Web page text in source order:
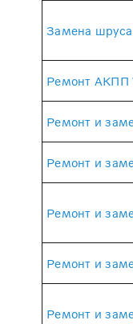
Замена шруса
Ремонт АКПП
Ремонт и
Ремонт и
Ремонт и
Ремонт и
Ремонт и